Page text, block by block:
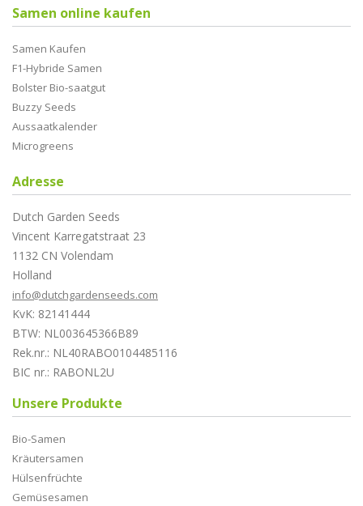
Samen online kaufen
Samen Kaufen
F1-Hybride Samen
Bolster Bio-saatgut
Buzzy Seeds
Aussaatkalender
Microgreens
Adresse
Dutch Garden Seeds
Vincent Karregatstraat 23
1132 CN Volendam
Holland
info@dutchgardenseeds.com
KvK: 82141444
BTW: NL003645366B89
Rek.nr.: NL40RABO0104485116
BIC nr.: RABONL2U
Unsere Produkte
Bio-Samen
Kräutersamen
Hülsenfrüchte
Gemüsesamen